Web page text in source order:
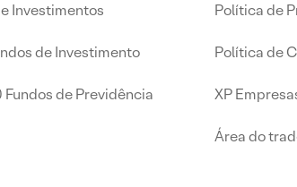
Investimentos
de Investimento
Fundos de Previdência
Política de
Política de
XP
Área do